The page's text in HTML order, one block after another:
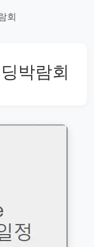
회
박람회